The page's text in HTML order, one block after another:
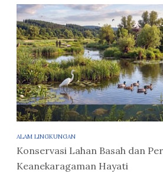
ALAM LINGKUNGAN
Konservasi Lahan Basah dan
Keanekaragaman Hayati